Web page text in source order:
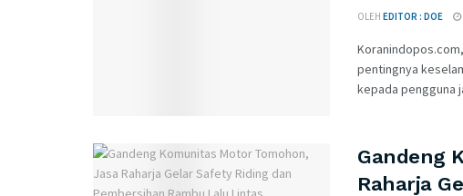
OLEH EDITOR : DOE
pentingnya
kepada pengguna
Gandeng
Raharja